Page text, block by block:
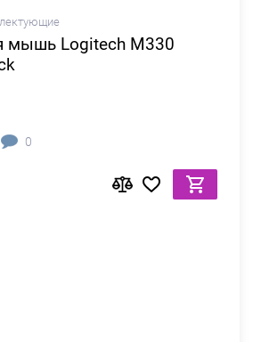
мышь Logitech M330
0